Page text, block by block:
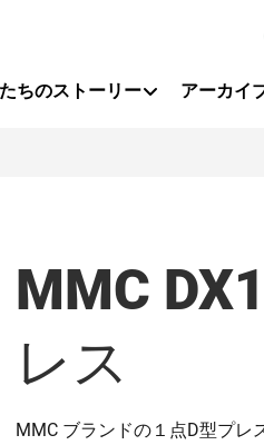
ちのストーリー アーカイ
MMC
レス
MMC ブランドの１点D型プレ